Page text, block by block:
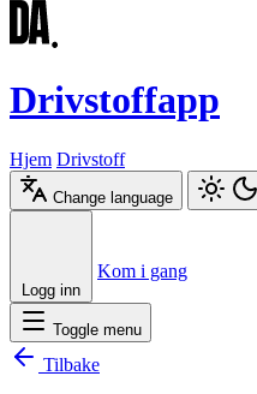
Drivstoffapp
Hjem Drivstoff
Change language
Logg inn
Kom i gang
Toggle menu
Tilbake